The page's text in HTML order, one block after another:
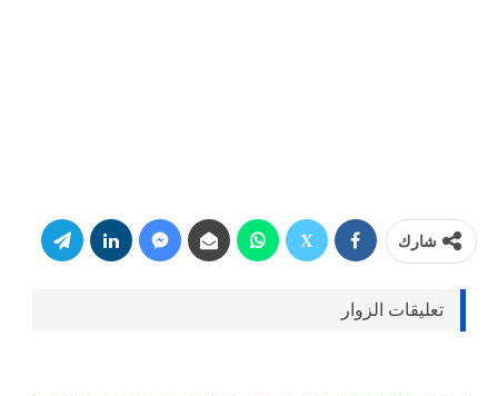
شارك
تعليقات الزوار